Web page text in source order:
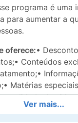
programa é uma
para aumentar a
oferece:•
Conteúdos
Matérias
qualidade de
próxima de você;
Ver mais...